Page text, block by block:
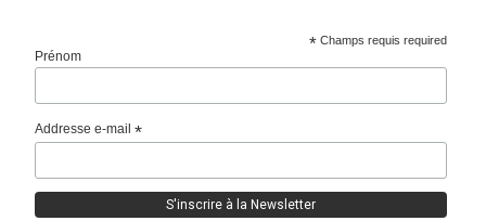
* Champs requis required
Prénom
Addresse e-mail*